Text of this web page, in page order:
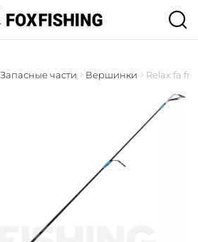
Запасные части Вершинки Relax fa